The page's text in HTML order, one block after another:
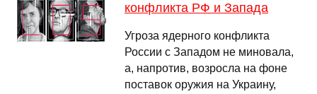
конфликта РФ и Запада
Угроза ядерного конфликта
России с Западом не миновала,
а, напротив, возросла на фоне
поставок оружия на Украину,